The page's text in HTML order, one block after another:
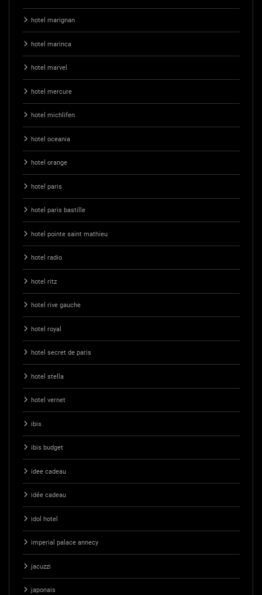
hotel marignan
hotel marinca
hotel marvel
hotel mercure
hotel michlifen
hotel oceania
hotel orange
hotel paris
hotel paris bastille
hotel pointe saint mathieu
hotel radio
hotel ritz
hotel rive gauche
hotel royal
hotel secret de paris
hotel stella
hotel vernet
ibis
ibis budget
idee cadeau
idée cadeau
idol hotel
imperial palace annecy
jacuzzi
japonais